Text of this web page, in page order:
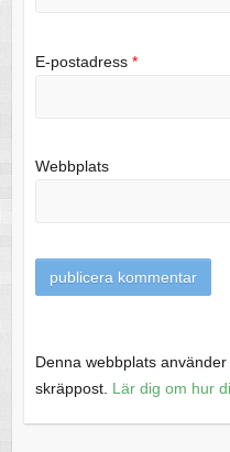
E-postadress *
Webbplats
Denna webbplats
skräppost. Lär dig om hur